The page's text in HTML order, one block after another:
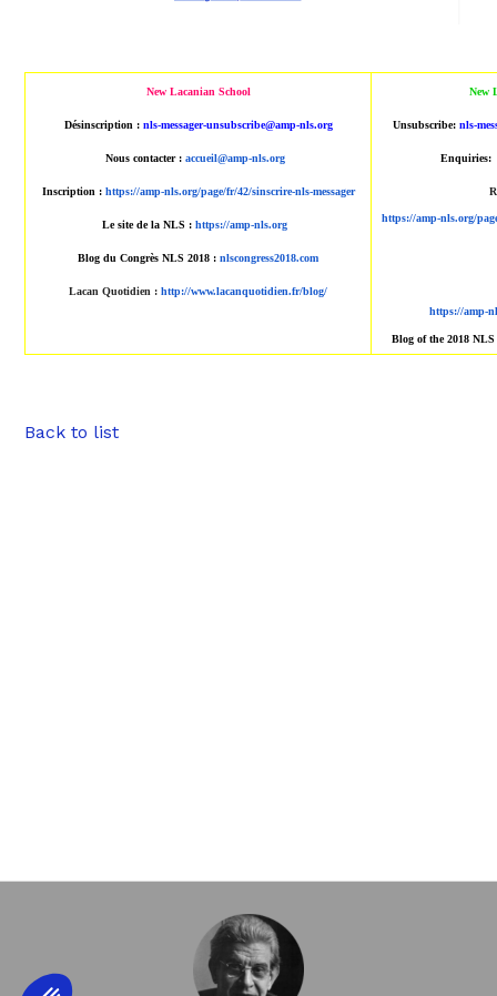
New Lacanian School
Désinscription : nls-messager-unsubscribe@amp-nls.org
Nous contacter : accueil@amp-nls.org
Inscription : https://amp-nls.org/page/fr/42/sinscrire-nls-messager
Le site de la NLS :https://amp-nls.org
Blog du Congrès NLS 2018 :nlscongress2018.com
Lacan Quotidien :http://www.lacanquotidien.fr/blog/
New
Unsubscribe:nls-
Enquiries:
https://amp-nls.org/
https://amp-
Blog of the 2018
Back to list